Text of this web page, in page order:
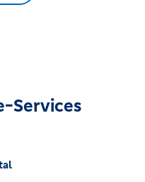
Services